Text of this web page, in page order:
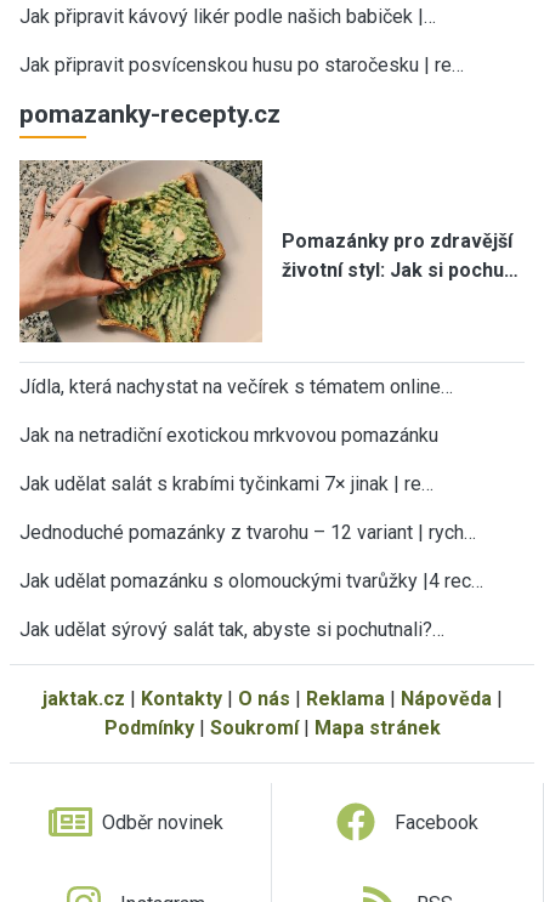
Jak připravit kávový likér podle našich babiček |…
Jak připravit posvícenskou husu po staročesku | re…
pomazanky-recepty.cz
Pomazánky pro zdravější
životní styl: Jak si pochu…
Jídla, která nachystat na večírek s tématem online…
Jak na netradiční exotickou mrkvovou pomazánku
Jak udělat salát s krabími tyčinkami 7× jinak | re…
Jednoduché pomazánky z tvarohu – 12 variant | rych…
Jak udělat pomazánku s olomouckými tvarůžky |4 rec…
Jak udělat sýrový salát tak, abyste si pochutnali?…
jaktak.cz | Kontakty| O nás | Reklama| Nápověda|
Podmínky| Soukromí| Mapa stránek
Odběr novinek Facebook